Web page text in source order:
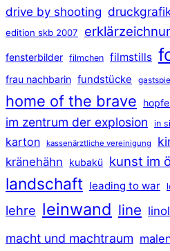
drive by shooting
edition skb 2007
fensterbilder filmchen filmstills
frau nachbarin fundstücke
home of the brave
im zentrum der explosion in
karton kassenärztliche vereinigung
kränehähn kubakü kunst im
landschaft leading to war
lehre leinwand line
macht und machtraum